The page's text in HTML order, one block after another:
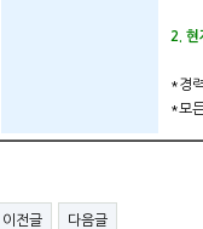
2. 현
*경
*모
이전글 다음글